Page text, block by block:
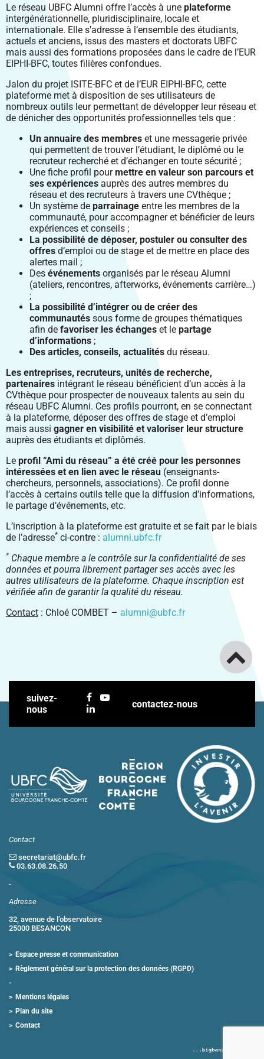
RECRUTEMENT DES ÉTABLISSEMENTS MEMBRES
PROJETS INTÉGRÉS
FELLOWS
MASTERS ISITE-BFC
COLLOQUE SCIENTIFIQUE ISITE-BFC
PÔLE SHS
PÔLE DGEP
PÔLE SV2TEA
POLYTECHNICUM
LABEX LIPSTIC
NCU RITM–BFC
PLATEFORME SMARTLIGHT
CALHIPSO
HARMI
PROSPECTIVES
PROJETS EUROPÉENS
PROJETS FEDER
SANTÉ PUBLIQUE BFC
PRODUCTIONS
CHARTE DE SIGNATURE SCIENTIFIQUE
PUBLICATIONS SCIENTIFIQUES
PRIX ET DISTINCTIONS
SCIENCE OUVERTE
OUVERTURE DES DONNÉES DE LA RECHERCHE :
DAT@UBFC
SCIENCE AVEC ET POUR LA SOCIÉTÉ
VALORISATION
PORTRAITS DE CHERCHEURS
ENVIRONNEMENTS-SANTÉ
CARNOT-PASTEUR
SCIENCES POUR L’INGÉNIEUR ET MICROTECHNIQUES
DROIT, GESTION, SCIENCES ÉCONOMIQUES ET POLITIQUES
LETTRES, COMMUNICATION, LANGUES, ART
SOCIÉTÉS, ESPACE, PRATIQUES, TEMPS
FORMATION CONTINUE
ENTREPRENEURIAT
ENTREPRENEURIAT ÉTUDIANT : PEPITE-BFC
ENTREPRENEURIAT ET DOCTORAT
INSERTION PROFESSIONNELLE
DOCTORAT ET CARRIÈRE PROFESSIONNELLE
RÉSEAU UBFC ALUMNI
CROUS BOURGOGNE – FRANCHE-COMTÉ
SIGNALER UNE SITUATION D’URGENCE
CONSTRUIRE LA VIE ÉTUDIANTE 2024-2029
VENIR À UBFC
PARTIR À L’ÉTRANGER
CONTACTS
Le réseau UBFC Alumni offre l’accès à une plateforme
intergénérationnelle, pluridisciplinaire, locale et
internationale. Elle s’adresse à l’ensemble des étudiants,
actuels et anciens, issus des masters et doctorats UBFC
mais aussi des formations proposées dans le cadre de l’EUR
EIPHI-BFC, toutes filières confondues.
Jalon du projet ISITE-BFC et de l’EUR EIPHI-BFC, cette
plateforme met à disposition de ses utilisateurs de
nombreux outils leur permettant de développer leur réseau et
de dénicher des opportunités professionnelles tels que :
Un annuaire des membres et une messagerie privée
qui permettent de trouver l’étudiant, le diplômé ou le
recruteur recherché et d’échanger en toute sécurité ;
Une fiche profil pourmettre en valeur son parcours et
ses expériences auprès des autres membres du
réseau et des recruteurs à travers une CVthèque ;
Un système de parrainage entre les membres de la
communauté, pour accompagner et bénéficier de leurs
expériences et conseils ;
La possibilité de déposer, postuler ou consulter des
offres d’emploi ou de stage et de mettre en place des
alertes mail ;
Des événements organisés par le réseau Alumni
(ateliers, rencontres, afterworks, événements carrière…)
;
La possibilité d’intégrer ou de créer des
communautés sous forme de groupes thématiques
afin de favoriser les échanges et le partage
d’informations ;
Des articles, conseils, actualités du réseau.
Les entreprises, recruteurs, unités de recherche,
partenaires intégrant le réseau bénéficient d’un accès à la
CVthèque pour prospecter de nouveaux talents au sein du
réseau UBFC Alumni. Ces profils pourront, en se connectant
à la plateforme, déposer des offres de stage et d’emploi
mais aussi gagner en visibilité et valoriser leur structure
auprès des étudiants et diplômés.
Le profil “Ami du réseau” a été créé pour les personnes
intéressées et en lien avec le réseau (enseignants-
chercheurs, personnels, associations). Ce profil donne
l’accès à certains outils telle que la diffusion d’informations,
le partage d’événements, etc.
L’inscription à la plateforme est gratuite et se fait par le biais
de l’adresse* ci-contre : alumni.ubfc.fr
*Chaque membre a le contrôle sur la confidentialité de ses
données et pourra librement partager ses accès avec les
autres utilisateurs de la plateforme. Chaque inscription est
vérifiée afin de garantir la qualité du réseau.
Contact : Chloé COMBET – alumni@ubfc.fr
suivez-
nous
contactez-nous
Contact
secretariat@ubfc.fr
03.63.08.26.50
-
Adresse
32, avenue de l’observatoire
25000 BESANCON
Espace presse et communication
Règlement général sur la protection des données (RGPD)
Mentions légales
Plan du site
Contact